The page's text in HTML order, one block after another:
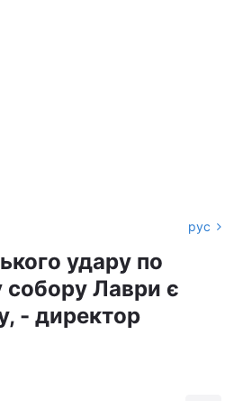
рус
удару по
собору Лаври є
- директор